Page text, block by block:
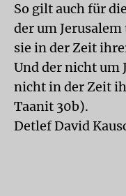
So gilt auch für
der um
sie in der Zeit
Und der nicht um
nicht in der Zeit
Taanit 30b).
Detlef David